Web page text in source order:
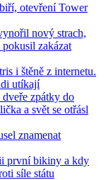
otevření Tower
nový strach,
zakázat
i štěně z internetu.
utíkají
zpátky do
a svět se otřásl
znamenat
první bikiny a kdy
síle státu